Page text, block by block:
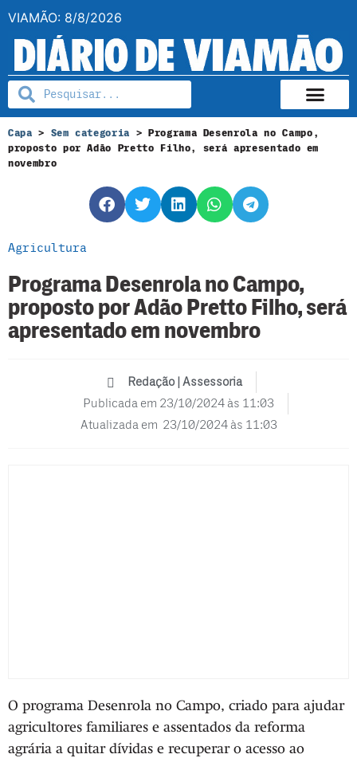
VIAMÃO: 8/8/2026
Capa > Sem categoria > Programa Desenrola no Campo,
proposto por Adão Pretto Filho, será apresentado em
novembro
Agricultura
Programa Desenrola no Campo,
proposto por Adão Pretto Filho, será
apresentado em novembro
Redação | Assessoria
Publicada em 23/10/2024 às 11:03
Atualizada em 23/10/2024 às 11:03
O programa Desenrola no Campo, criado para ajudar
agricultores familiares e assentados da reforma
agrária a quitar dívidas e recuperar o acesso ao